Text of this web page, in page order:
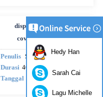
disposable SMS pillow
covers with edgefold
Penulis ShirlyZhou
Durasi 40s
Tanggal
2019-02-28
Hedy Han
Sarah Cai
Lagu Michelle